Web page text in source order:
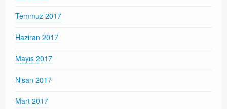
Temmuz 2017
Haziran 2017
Mayıs 2017
Nisan 2017
Mart 2017